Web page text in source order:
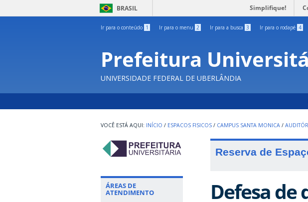
BRASIL Simplifique!
Ir para o conteúdo 1 Ir para o menu 2 Ir para a busca 3 Ir para o rodapé 4
Prefeitura
UNIVERSIDADE FEDERAL DE UBERLÂNDIA
INÍCIO / ESPACOS FISICOS / CAMPUS SANTA MONICA /
ÁREAS DE
ATENDIMENTO
Reserva de
Defesa de